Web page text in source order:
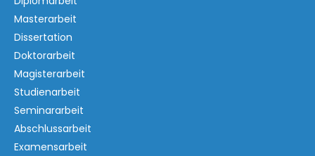
Masterarbeit
Dissertation
Doktorarbeit
Magisterarbeit
Studienarbeit
Seminararbeit
Abschlussarbeit
Examensarbeit